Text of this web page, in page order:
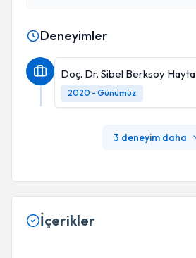
Deneyimler
Doç. Dr. Sibel Berksoy Hayta
2020 - Günümüz
3 deneyim daha
İçerikler